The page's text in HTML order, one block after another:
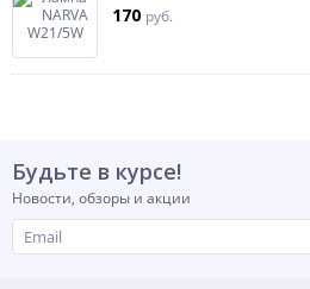
170 руб.
Будьте в курсе!
Новости, обзоры и акции